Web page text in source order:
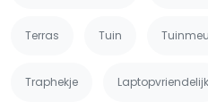
Terras Tuin
Traphekje Laptopvriendelijk